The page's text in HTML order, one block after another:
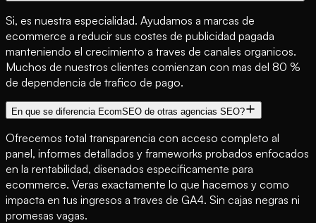
Si, es nuestra especialidad. Ayudamos a marcas de
ecommerce a reducir sus costes de publicidad pagada
manteniendo el crecimiento a traves de canales organicos.
Muchos de nuestros clientes comienzan con mas del 80 %
de dependencia de trafico de pago.
En que se diferencia EcomSEO de otras agencias SEO?
Ofrecemos total transparencia con acceso completo al
panel, informes detallados y frameworks probados enfocados
en la rentabilidad, disenados especificamente para
ecommerce. Veras exactamente lo que hacemos y como
impacta en tus ingresos a traves de GA4. Sin cajas negras ni
promesas vagas.